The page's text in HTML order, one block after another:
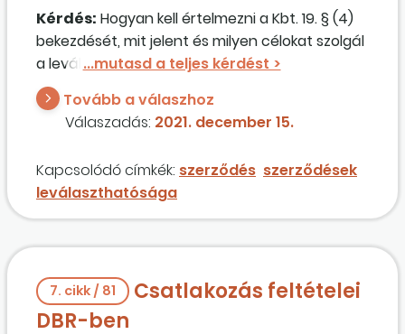
Kérdés: Hogyan kell értelmezni a Kbt. 19. § (4)
bekezdését, mit jelent és milyen célokat szolgál
a leválasztás jogintézménye? Mire kell ügyelni
akkor, ha az ajánlatkérő élni kíván a leválasztás
lehetőségével?
Tovább a válaszhoz
Válaszadás: 2021. december 15.
Kapcsolódó címkék: szerződés szerződések
leválaszthatósága
7. cikk / 81
Csatlakozás feltételei
DBR-ben